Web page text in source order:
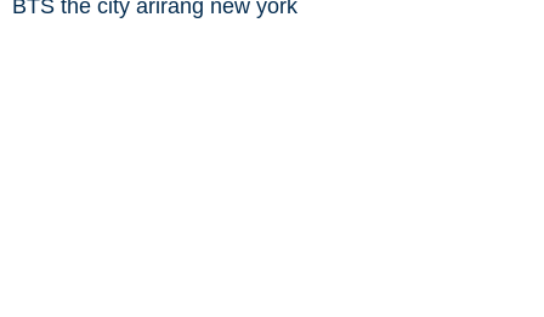
BTS the city arirang new york